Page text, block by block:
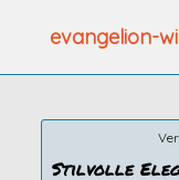
evangelion-
Stilvolle